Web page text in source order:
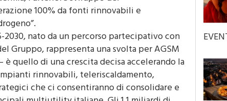
l’ulteriore sviluppo del
100% da fonti rinnovabili e
2030, nato da un percorso partecipativo con
Gruppo, rappresenta una svolta per AGSM
quello di una crescita decisa accelerando la
rinnovabili, teleriscaldamento,
che ci consentiranno di consolidare e